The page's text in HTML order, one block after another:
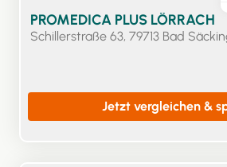
PROMEDICA PLUS LÖRRACH
Schillerstraße 63, 79713 Bad
Jetzt vergleichen &